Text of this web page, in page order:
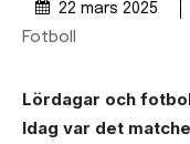
22 mars 2025
Fotboll
Lördagar och
Idag var det